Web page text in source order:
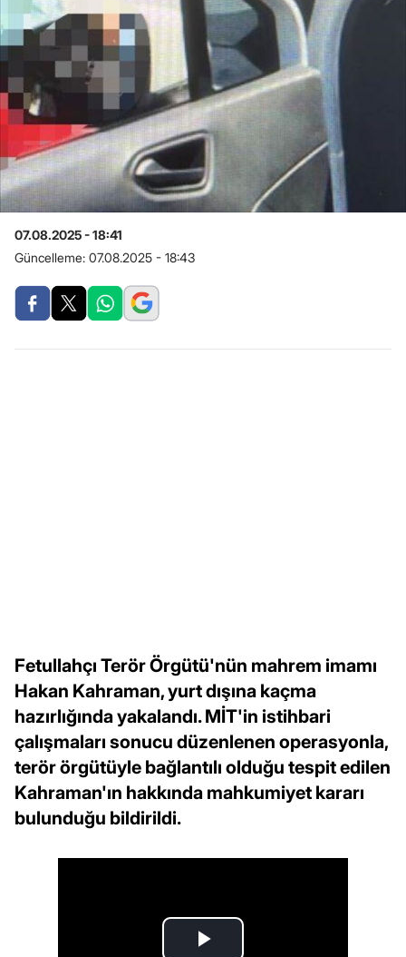
07.08.2025 - 18:41
Güncelleme: 07.08.2025 - 18:43
Fetullahçı Terör Örgütü'nün mahrem imamı
Hakan Kahraman, yurt dışına kaçma
hazırlığında yakalandı. MİT'in istihbari
çalışmaları sonucu düzenlenen operasyonla,
terör örgütüyle bağlantılı olduğu tespit edilen
Kahraman'ın hakkında mahkumiyet kararı
bulunduğu bildirildi.